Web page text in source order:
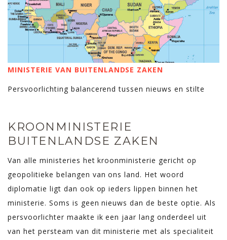
MINISTERIE VAN BUITENLANDSE ZAKEN
Persvoorlichting balancerend tussen nieuws en stilte
KROONMINISTERIE
BUITENLANDSE ZAKEN
Van alle ministeries het kroonministerie gericht op
geopolitieke belangen van ons land. Het woord
diplomatie ligt dan ook op ieders lippen binnen het
ministerie. Soms is geen nieuws dan de beste optie. Als
persvoorlichter maakte ik een jaar lang onderdeel uit
van het persteam van dit ministerie met als specialiteit